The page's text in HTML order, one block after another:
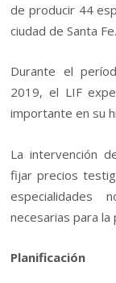
de producir 44
ciudad de Santa Fe.
Durante el
2019, el LIF
importante en su
La intervención
fijar precios
necesarias para la
Planificación